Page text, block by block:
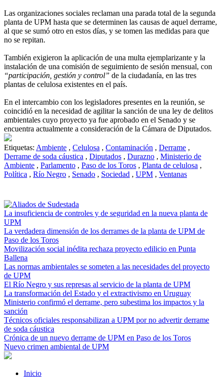
Las organizaciones sociales reclaman una parada total de la segunda
planta de UPM hasta que se determinen las causas de aquel derrame,
al que se sumó otro en estos días, y se tomen las medidas para que
no se repitan.
También exigieron la aplicación de una multa ejemplarizante y la
instalación de una comisión de seguimiento de sesión mensual, con
“participación, gestión y control” de la ciudadanía, en las tres
plantas de celulosa existentes en el país.
En el intercambio con los legisladores presentes en la reunión, se
coincidió en la necesidad de agilitar la sanción de una ley de delitos
ambientales cuyo proyecto ya fue aprobado en el Senado y se
encuentra actualmente a consideración de la Cámara de Diputados.
Etiquetas: Ambiente , Celulosa , Contaminación , Derrame ,
Derrame de soda cáustica , Diputados , Durazno , Ministerio de
Ambiente , Parlamento , Paso de los Toros , Planta de celulosa ,
Política , Río Negro , Senado , Sociedad , UPM , Ventanas
La insuficiencia de controles y de seguridad en la nueva planta de
UPM
La verdadera dimensión de los derrames de la planta de UPM de
Paso de los Toros
Movilización social inédita rechaza proyecto edilicio en Punta
Ballena
Las normas ambientales se someten a las necesidades del proyecto
de UPM
El Río Negro y sus represas al servicio de la planta de UPM
La transformación del Estado y el extractivismo en Uruguay
Ministerio confirmó el derrame, pero subestima los impactos y la
sanción
Técnicos oficiales responsabilizan a UPM por no advertir derrame
de soda cáustica
Crónica de un nuevo derrame de UPM en Paso de los Toros
Nuevo crimen ambiental de UPM
Inicio